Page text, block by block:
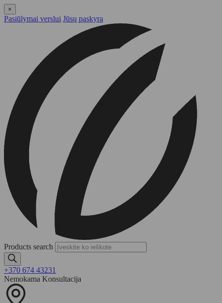
×
Pasiūlymai verslui Jūsų paskyra
Products search
+370 674 43231
Nemokama Konsultacija